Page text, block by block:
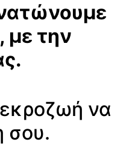
με την
να
σου.